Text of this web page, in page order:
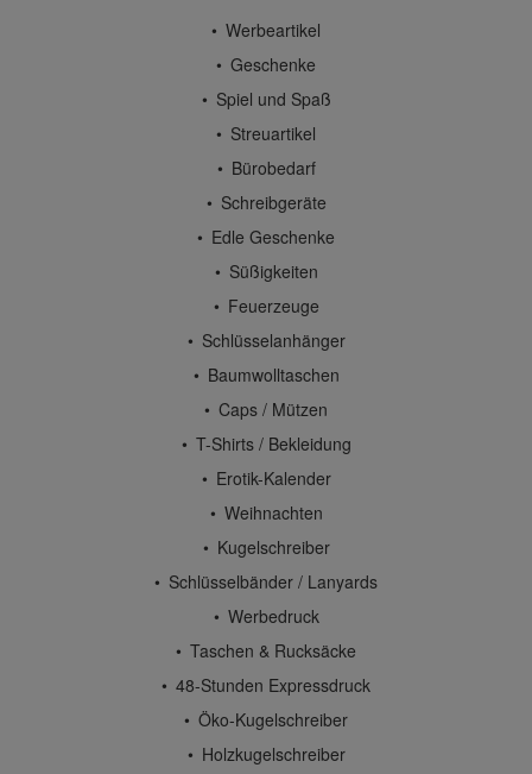
Werbeartikel
Geschenke
Spiel und Spaß
Streuartikel
Bürobedarf
Schreibgeräte
Edle Geschenke
Süßigkeiten
Feuerzeuge
Schlüsselanhänger
Baumwolltaschen
Caps / Mützen
T-Shirts / Bekleidung
Erotik-Kalender
Weihnachten
Kugelschreiber
Schlüsselbänder / Lanyards
Werbedruck
Taschen & Rucksäcke
48-Stunden Expressdruck
Öko-Kugelschreiber
Holzkugelschreiber